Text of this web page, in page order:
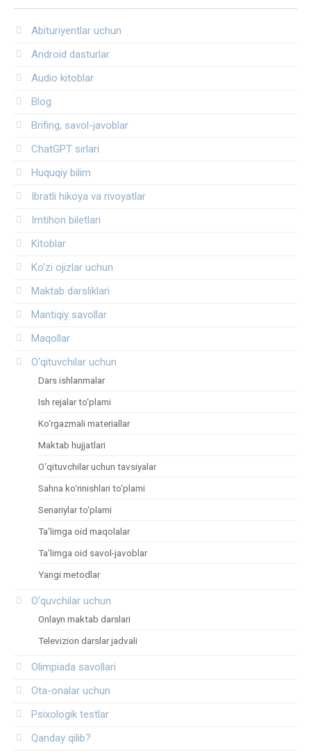
Abituriyentlar uchun
Android dasturlar
Audio kitoblar
Blog
Brifing, savol-javoblar
ChatGPT sirlari
Huquqiy bilim
Ibratli hikoya va rivoyatlar
Imtihon biletlari
Kitoblar
Ko‘zi ojizlar uchun
Maktab darsliklari
Mantiqiy savollar
Maqollar
O‘qituvchilar uchun
Dars ishlanmalar
Ish rejalar to‘plami
Ko‘rgazmali materiallar
Maktab hujjatlari
O‘qituvchilar uchun tavsiyalar
Sahna ko‘rinishlari to‘plami
Senariylar to‘plami
Ta’limga oid maqolalar
Ta’limga oid savol-javoblar
Yangi metodlar
O‘quvchilar uchun
Onlayn maktab darslari
Televizion darslar jadvali
Olimpiada savollari
Ota-onalar uchun
Psixologik testlar
Qanday qilib?